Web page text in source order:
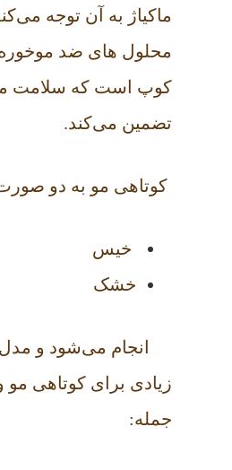
ماکیاژ به آن توجه
محلول های ضد موخوره
کوپ است که سلامت
تضمین می‌کند.
کوتاهی مو به دو
خیس
خشک
انجام می‌شود و مدل
زیادی برای کوتاهی مو
جمله: